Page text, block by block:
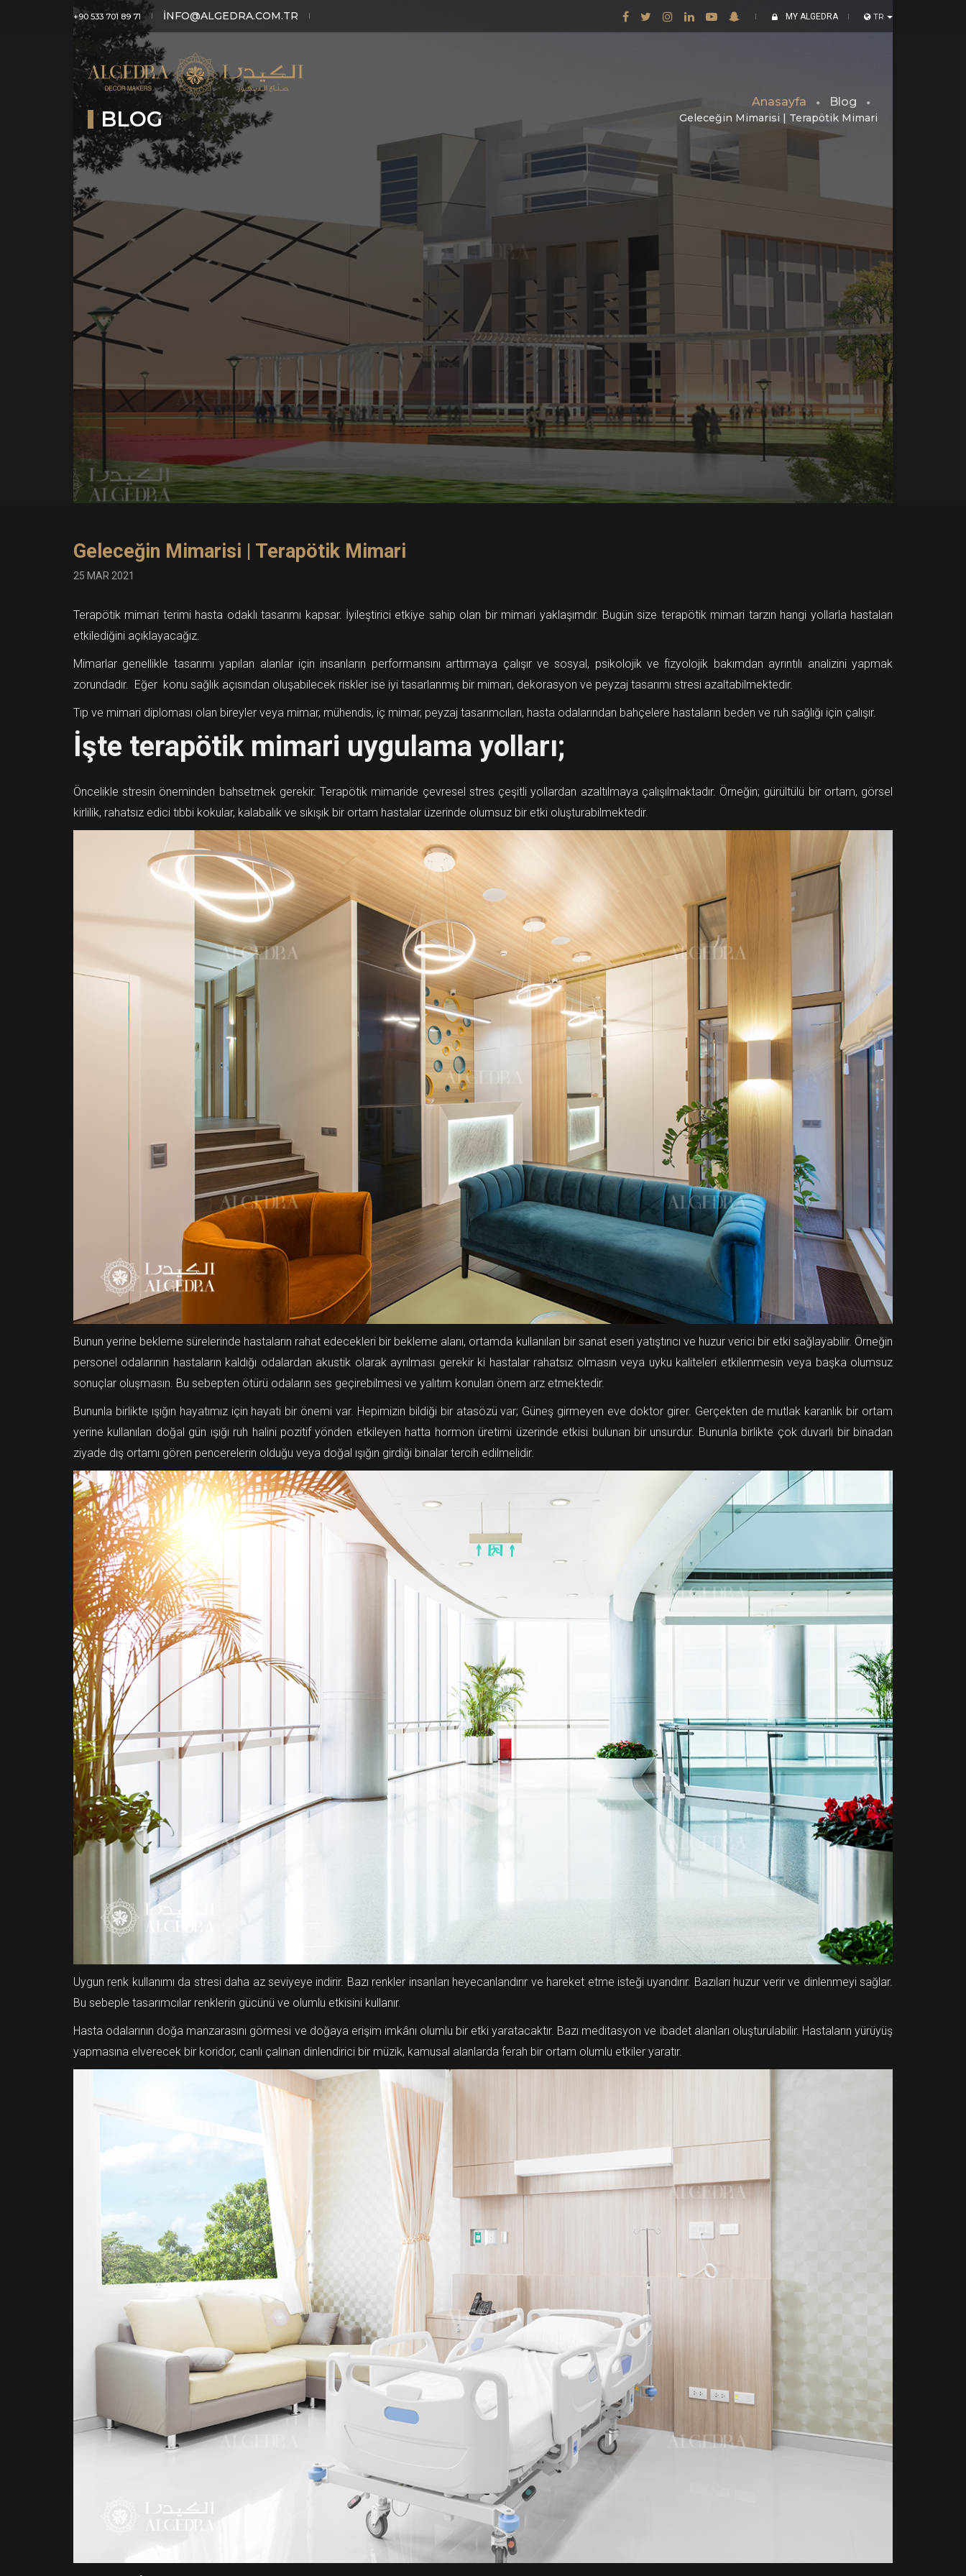
+90 533 701 89 71 INFO@ALGEDRA.COM.TR MY ALGEDRA TR
BLOG
Anasayfa Blog
Geleceğin Mimarisi | Terapötik Mimari
Geleceğin Mimarisi | Terapötik Mimari
25 MAR 2021
Terapötik mimari terimi hasta odaklı tasarımı kapsar. İyileştirici etkiye sahip olan bir mimari yaklaşımdır. Bugün size terapötik mimari tarzın hangi yollarla hastaları
etkilediğini açıklayacağız.
Mimarlar genellikle tasarımı yapılan alanlar için insanların performansını arttırmaya çalışır ve sosyal, psikolojik ve fizyolojik bakımdan ayrıntılı analizini yapmak
zorundadır. Eğer konu sağlık açısından oluşabilecek riskler ise iyi tasarlanmış bir mimari, dekorasyon ve peyzaj tasarımı stresi azaltabilmektedir.
Tıp ve mimari diploması olan bireyler veya mimar, mühendis, iç mimar, peyzaj tasarımcıları, hasta odalarından bahçelere hastaların beden ve ruh sağlığı için çalışır.
İşte terapötik mimari uygulama yolları;
Öncelikle stresin öneminden bahsetmek gerekir. Terapötik mimaride çevresel stres çeşitli yollardan azaltılmaya çalışılmaktadır. Örneğin; gürültülü bir ortam, görsel
kirlilik, rahatsız edici tıbbi kokular, kalabalık ve sıkışık bir ortam hastalar üzerinde olumsuz bir etki oluşturabilmektedir.
Bunun yerine bekleme sürelerinde hastaların rahat edecekleri bir bekleme alanı, ortamda kullanılan bir sanat eseri yatıştırıcı ve huzur verici bir etki sağlayabilir. Örneğin
personel odalarının hastaların kaldığı odalardan akustik olarak ayrılması gerekir ki hastalar rahatsız olmasın veya uyku kaliteleri etkilenmesin veya başka olumsuz
sonuçlar oluşmasın. Bu sebepten ötürü odaların ses geçirebilmesi ve yalıtım konuları önem arz etmektedir.
Bununla birlikte ışığın hayatımız için hayati bir önemi var. Hepimizin bildiği bir atasözü var; Güneş girmeyen eve doktor girer. Gerçekten de mutlak karanlık bir ortam
yerine kullanılan doğal gün ışığı ruh halini pozitif yönden etkileyen hatta hormon üretimi üzerinde etkisi bulunan bir unsurdur. Bununla birlikte çok duvarlı bir binadan
ziyade dış ortamı gören pencerelerin olduğu veya doğal ışığın girdiği binalar tercih edilmelidir.
Uygun renk kullanımı da stresi daha az seviyeye indirir. Bazı renkler insanları heyecanlandırır ve hareket etme isteği uyandırır. Bazıları huzur verir ve dinlenmeyi sağlar.
Bu sebeple tasarımcılar renklerin gücünü ve olumlu etkisini kullanır.
Hasta odalarının doğa manzarasını görmesi ve doğaya erişim imkânı olumlu bir etki yaratacaktır. Bazı meditasyon ve ibadet alanları oluşturulabilir. Hastaların yürüyüş
yapmasına elverecek bir koridor, canlı çalınan dinlendirici bir müzik, kamusal alanlarda ferah bir ortam olumlu etkiler yaratır.